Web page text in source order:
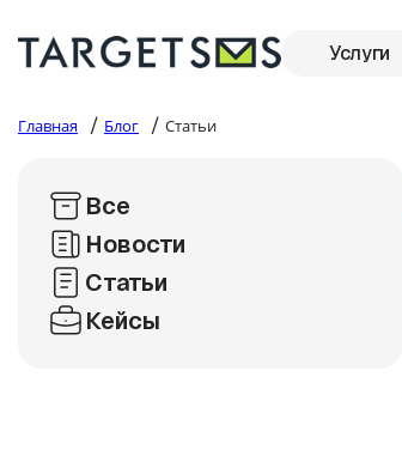
Услуги
Главная / Блог / Статьи
Все
Новости
Статьи
Кейсы